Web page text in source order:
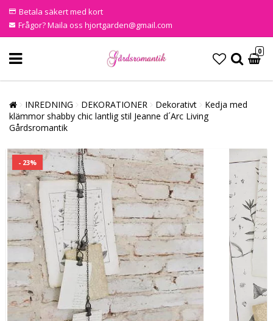
Betala säkert med kort
Frågor? Maila oss hjortgarden@gmail.com
0
INREDNING DEKORATIONER Dekorativt
Kedja med
klämmor shabby chic lantlig stil Jeanne d´Arc Living
Gårdsromantik
- 23%